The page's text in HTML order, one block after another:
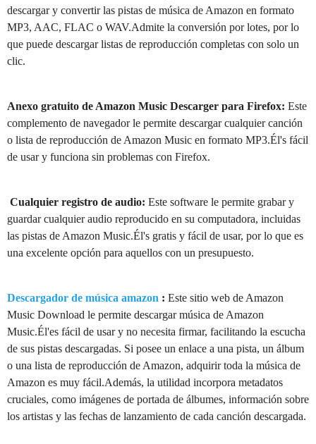
descargar y convertir las pistas de música de Amazon en formato
MP3, AAC, FLAC o WAV.Admite la conversión por lotes, por lo
que puede descargar listas de reproducción completas con solo un
clic.
Anexo gratuito de Amazon Music Descarger para Firefox: Este
complemento de navegador le permite descargar cualquier canción
o lista de reproducción de Amazon Music en formato MP3.Él's fácil
de usar y funciona sin problemas con Firefox.
Cualquier registro de audio: Este software le permite grabar y
guardar cualquier audio reproducido en su computadora, incluidas
las pistas de Amazon Music.Él's gratis y fácil de usar, por lo que es
una excelente opción para aquellos con un presupuesto.
Descargador de música amazon : Este sitio web de Amazon
Music Download le permite descargar música de Amazon
Music.Él'es fácil de usar y no necesita firmar, facilitando la escucha
de sus pistas descargadas. Si posee un enlace a una pista, un álbum
o una lista de reproducción de Amazon, adquirir toda la música de
Amazon es muy fácil.Además, la utilidad incorpora metadatos
cruciales, como imágenes de portada de álbumes, información sobre
los artistas y las fechas de lanzamiento de cada canción descargada.